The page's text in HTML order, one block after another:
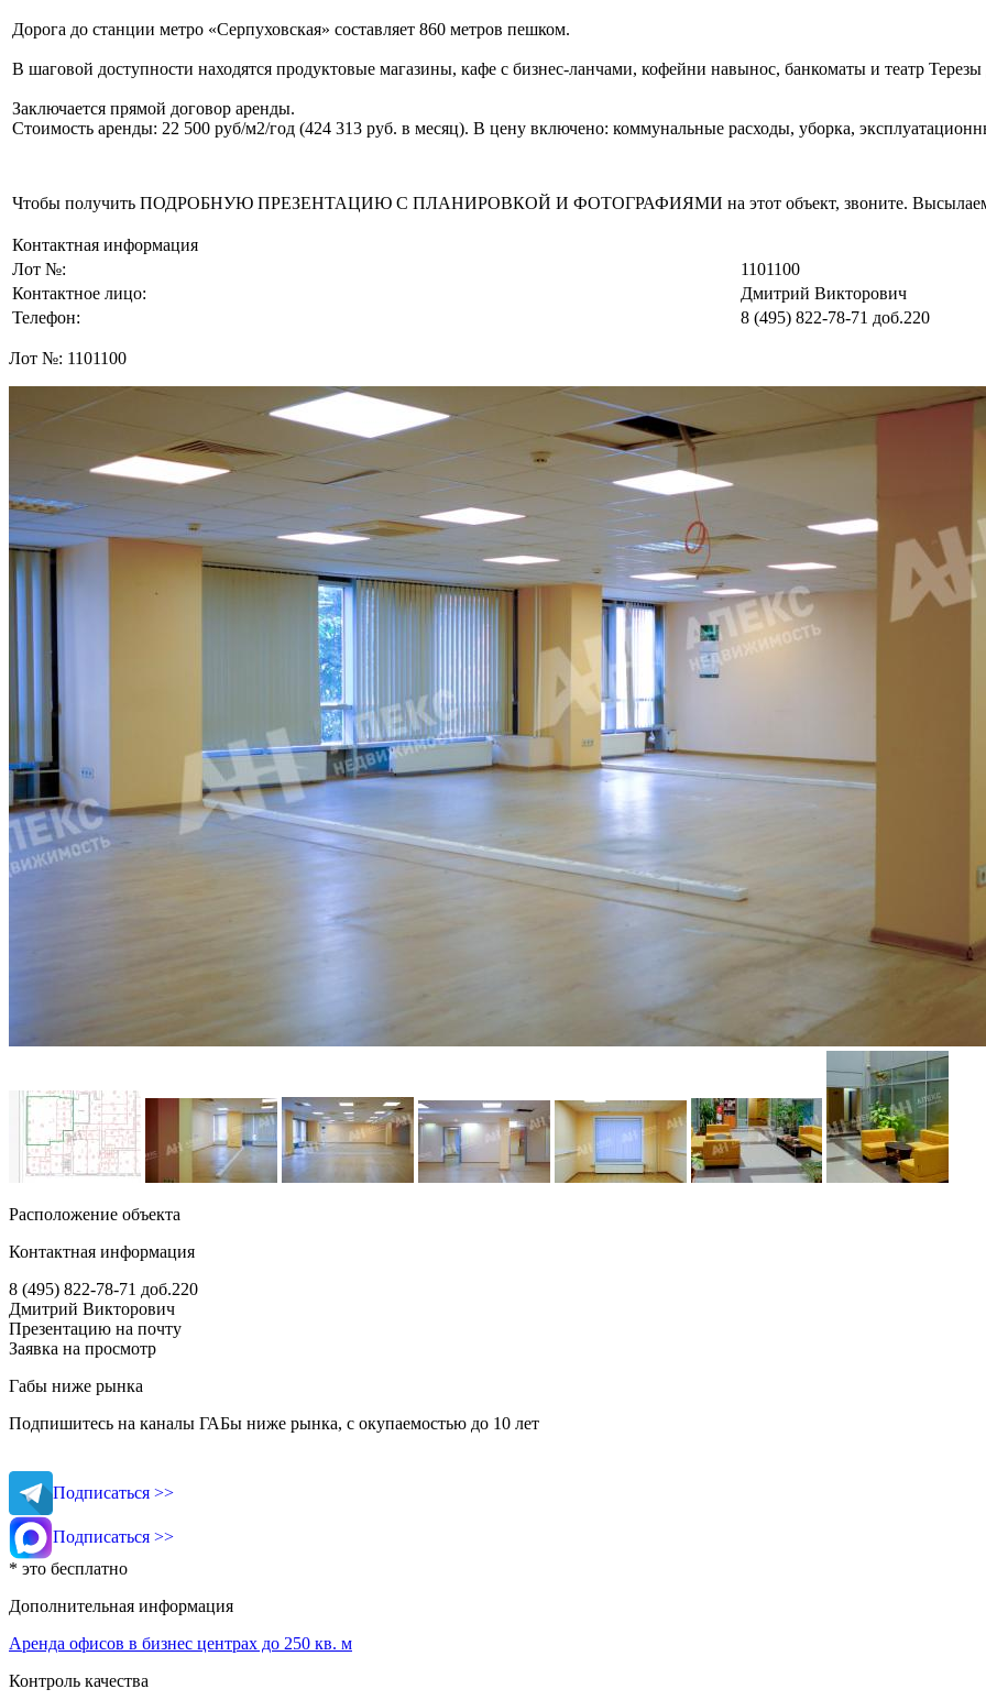
Дорога до станции метро «Серпуховская» составляет 860 метров пешком.
В шаговой доступности находятся продуктовые магазины, кафе с бизнес-ланчами, кофейни навынос, банкоматы и театр
Заключается прямой договор аренды.
Стоимость аренды: 22 500 руб/м2/год (424 313 руб. в месяц). В цену включено: коммунальные расходы, уборка,
Чтобы получить ПОДРОБНУЮ ПРЕЗЕНТАЦИЮ С ПЛАНИРОВКОЙ И ФОТОГРАФИЯМИ на этот объект, звоните. Высылаем в
Контактная информация
Лот №:
1101100
Контактное лицо:
Дмитрий Викторович
Телефон:
8 (495) 822-78-71 доб.220
Лот №: 1101100
Расположение объекта
Контактная информация
8 (495) 822-78-71 доб.220
Дмитрий Викторович
Презентацию на почту
Заявка на просмотр
Габы ниже рынка
Подпишитесь на каналы ГАБы ниже рынка, с окупаемостью до 10 лет
Подписаться >>
Подписаться >>
* это бесплатно
Дополнительная информация
Аренда офисов в бизнес центрах до 250 кв. м
Контроль качества